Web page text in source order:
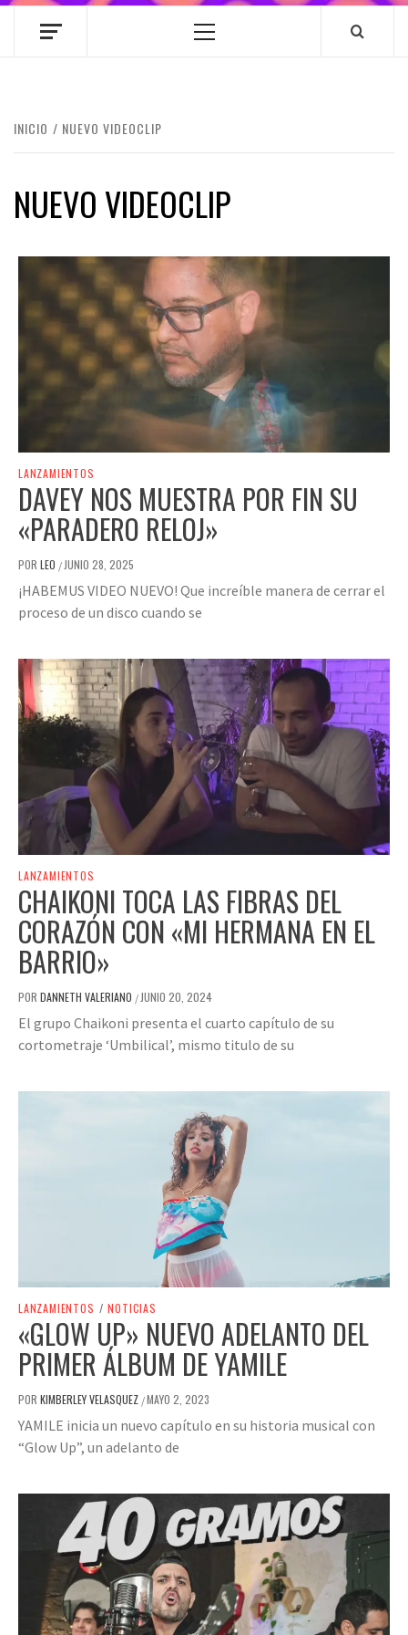
Menú
INICIO NUEVO VIDEOCLIP
NUEVO VIDEOCLIP
LANZAMIENTOS
DAVEY NOS MUESTRA POR FIN SU
«PARADERO RELOJ»
POR LEO /JUNIO 28, 2025
¡HABEMUS VIDEO NUEVO! Que increíble manera de cerrar el
proceso de un disco cuando se
LANZAMIENTOS
CHAIKONI TOCA LAS FIBRAS DEL
CORAZÓN CON «MI HERMANA EN EL
BARRIO»
POR DANNETH VALERIANO / JUNIO 20, 2024
El grupo Chaikoni presenta el cuarto capítulo de su
cortometraje ‘Umbilical’, mismo titulo de su
LANZAMIENTOS / NOTICIAS
«GLOW UP» NUEVO ADELANTO DEL
PRIMER ÁLBUM DE YAMILE
POR KIMBERLEY VELASQUEZ /MAYO 2, 2023
YAMILE inicia un nuevo capítulo en su historia musical con
“Glow Up”, un adelanto de